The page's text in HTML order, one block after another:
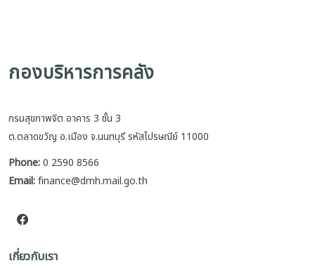
กองบริหารการคลัง
กรมสุขภาพจิต อาคาร 3 ชั้น 3
ต.ตลาดขวัญ อ.เมือง จ.นนทบุรี รหัสไปรษณีย์ 11000
Phone:0 2590 8566
Email:finance@dmh.mail.go.th
เกี่ยวกับเรา